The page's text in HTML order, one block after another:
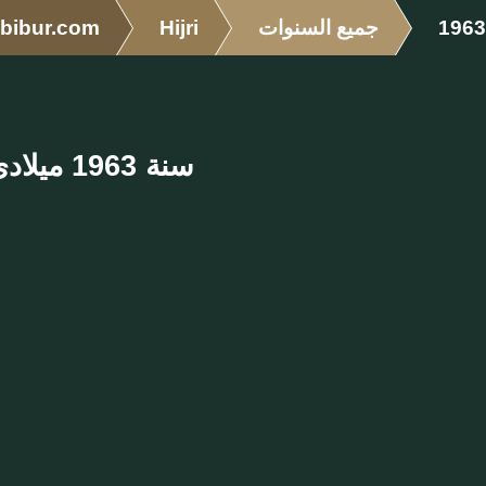
Hijri جميع السنوات 1963
سنة 1963 ميلادي